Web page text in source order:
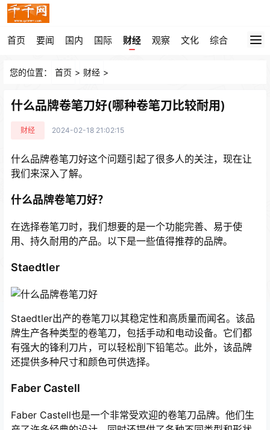
首页 要闻 国内 国际 财经 观察 文化 综合
您的位置： 首页 > 财经 >
什么品牌卷笔刀好(哪种卷笔刀比较耐用)
财经 2024-02-18 21:02:15
什么品牌卷笔刀好这个问题引起了很多人的关注，现在让
我们来深入了解。
什么品牌卷笔刀好？
在选择卷笔刀时，我们想要的是一个功能完善、易于使
用、持久耐用的产品。以下是一些值得推荐的品牌。
Staedtler
Staedtler出产的卷笔刀以其稳定性和高质量而闻名。该品
牌生产各种类型的卷笔刀，包括手动和电动设备。它们都
有强大的锋利刀片，可以轻松削下铅笔芯。此外，该品牌
还提供多种尺寸和颜色可供选择。
Faber Castell
Faber Castell也是一个非常受欢迎的卷笔刀品牌。他们生